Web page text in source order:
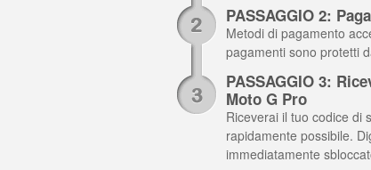
PASSAGGIO 2:
Metodi di pagamento
pagamenti sono protetti
PASSAGGIO 3:
Moto G Pro
Riceverai il tuo codice di
rapidamente possibile.
immediatamente